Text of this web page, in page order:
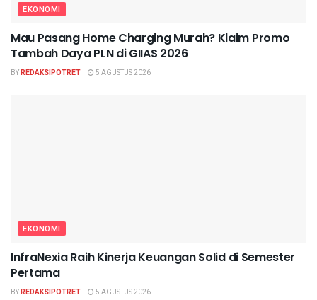
EKONOMI
Mau Pasang Home Charging Murah? Klaim Promo
Tambah Daya PLN di GIIAS 2026
BYREDAKSIPOTRET 5 AGUSTUS 2026
EKONOMI
InfraNexia Raih Kinerja Keuangan Solid di Semester
Pertama
BYREDAKSIPOTRET 5 AGUSTUS 2026